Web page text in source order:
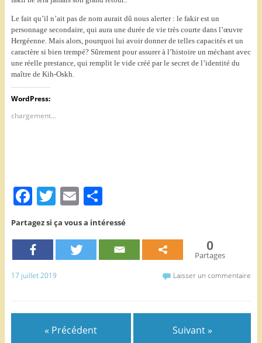
Le fait qu’il n’ait pas de nom aurait dû nous alerter : le fakir est un
personnage secondaire, qui aura une durée de vie très courte dans l’œuvre
Hergéenne. Mais alors, pourquoi lui avoir donner de telles capacités et un
caractère si bien trempé? Sûrement pour assurer à l’histoire un méchant avec
une réelle prestance, qui remplit le vide créé par le secret de l’identité du
maître de Kih-Oskh.
WordPress:
chargement…
F
a
c
e
b
o
T
w
itt
er
E
m
ai
l
P
ar
ta
Partagez si ça vous a intéressé
0
Partages
17 juillet 2019 Laisser un commentaire
« Précédent Suivant »